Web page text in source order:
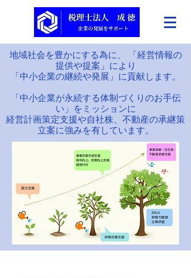
地域社会を豊かにする為に、 「経営情報の
提供や提案」により
「中小企業の継続や発展」に貢献します。
「中小企業が永続する体制づくりのお手伝
い」をミッションに
経営計画策定支援や自社株、不動産の承継策
立案に強みを有しています。